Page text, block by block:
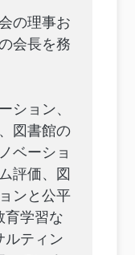
の理事お
会長を務
ション、
図書館の
ベーショ
評価、図
ンと公平
育学習な
ルティン